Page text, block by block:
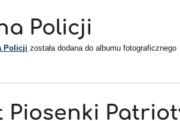
Policji
Policji została dodana do albumu fotograficznego
Piosenki